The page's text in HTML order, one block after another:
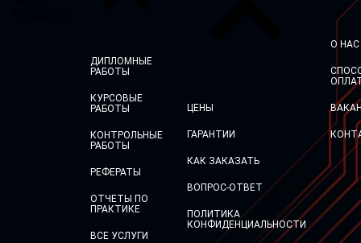
ДИПЛОМНЫЕ
РАБОТЫ
КУРСОВЫЕ
РАБОТЫ
КОНТРОЛЬНЫЕ
РАБОТЫ
РЕФЕРАТЫ
ОТЧЕТЫ ПО
ПРАКТИКЕ
ВСЕ УСЛУГИ
ЦЕНЫ
ГАРАНТИИ
КАК ЗАКАЗАТЬ
ВОПРОС-ОТВЕТ
ПОЛИТИКА
КОНФИДЕНЦИАЛЬНОСТИ
О НАС